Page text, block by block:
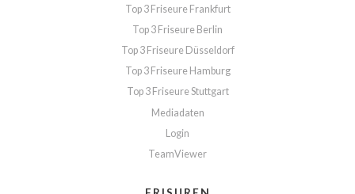
Top 3 Friseure Frankfurt
Top 3 Friseure Berlin
Top 3 Friseure Düsseldorf
Top 3 Friseure Hamburg
Top 3 Friseure Stuttgart
Mediadaten
Login
TeamViewer